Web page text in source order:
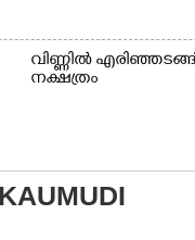
വി​ണ്ണി​ൽ​
ന​ക്ഷ​ത്രം